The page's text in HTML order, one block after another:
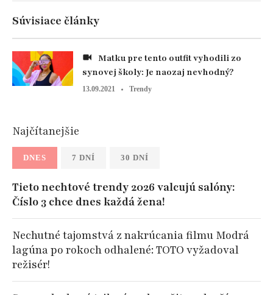
Súvisiace články
synovej školy: Je naozaj nevhodný?
13.09.2021 Trendy
Najčítanejšie
DNES 7 DNÍ 30 DNÍ
Tieto nechtové trendy 2026 valcujú salóny:
Číslo 3 chce dnes každá žena!
Nechutné tajomstvá z nakrúcania filmu Modrá
lagúna po rokoch odhalené: TOTO vyžadoval
režisér!